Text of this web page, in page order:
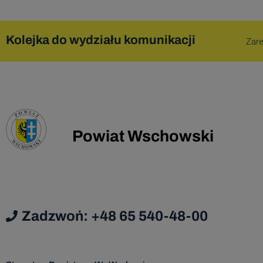
Kolejka do wydziału komunikacji
Powiat Wschowski
Zadzwoń: +48 65 540-48-00